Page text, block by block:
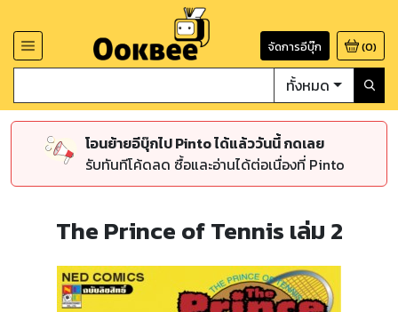
จัดการอีบุ๊ก (0)
ทั้งหมด
โอนย้ายอีบุ๊กไป Pinto ได้แล้ววันนี้ กดเลย
รับทันทีโค้ดลด ซื้อและอ่านได้ต่อเนื่องที่ Pinto
The Prince of Tennis เล่ม 2